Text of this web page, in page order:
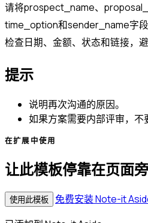
请将prospect_name、
time_option和sender_name字
检查日期、金额、状态和链接，
提示
说明再次沟通的原因。
如果方案需要内部评审，不
在扩展中使用
让此模板停靠在页面旁
使用此模板
免费安装 Note-it